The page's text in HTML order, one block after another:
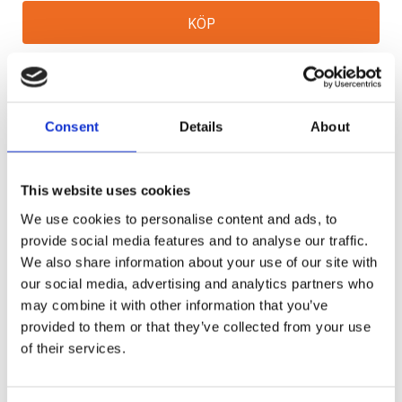
Consent Details About
This website uses cookies
We use cookies to personalise content and ads, to
provide social media features and to analyse our traffic.
We also share information about your use of our site with
our social media, advertising and analytics partners who
may combine it with other information that you’ve
provided to them or that they’ve collected from your use
of their services.
KÖP
Lagerstatus
2-5 vardagar
Tillverkare
Warn
Visa alla produkter från Warn
Pullzall, ett nytt sätt att få lasten dit du vill ha
den!
Pullzall är inte bara ett nytt verktyg. Det är ett
helt nytt sätt att arbeta på. Handverktyget